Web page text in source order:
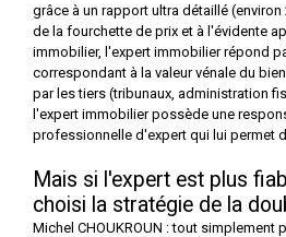
grâce à un rapport ultra détaillé
de la fourchette de prix et à l'évidente
immobilier, l'expert immobilier répond
correspondant à la valeur vénale du
par les tiers (tribunaux, administration
l'expert immobilier possède une
professionnelle d'expert qui lui permet
Mais si l'expert est plus
choisi la stratégie de la
Michel CHOUKROUN : tout simplement